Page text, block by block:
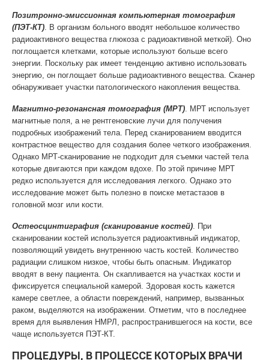
Позитронно-эмиссионная компьютерная томография
(ПЭТ-КТ) . В организм больного вводят небольшое количество
радиоактивного вещества глюкоза с радиоактивной меткой). Оно
поглощается клетками, которые используют больше всего
энергии. Поскольку рак имеет тенденцию активно использовать
энергию, он поглощает больше радиоактивного вещества. Сканер
обнаруживает участки патологического накопления вещества.
Магнитно-резонансная томография (МРТ) . МРТ использует
магнитные поля, а не рентгеновские лучи для получения
подробных изображений тела. Перед сканированием вводится
контрастное вещество для создания более четкого изображения.
Однако МРТ-сканирование не подходит для съемки частей тела
которые двигаются при каждом вдохе. По этой причине МРТ
редко используется для исследования легкого. Однако это
исследование может быть полезно в поиске метастазов в
головной мозг или кости.
Остеосцинтиграфия (сканирование костей) . При
сканировании костей используется радиоактивный индикатор,
позволяющий увидеть внутреннюю часть костей. Количество
радиации слишком низкое, чтобы быть опасным. Индикатор
вводят в вену пациента. Он скапливается на участках кости и
фиксируется специальной камерой. Здоровая кость кажется
камере светлее, а области повреждений, например, вызванных
раком, выделяются на изображении. Отметим, что в последнее
время для выявления НМРЛ, распространившегося на кости, все
чаще используется ПЭТ-КТ.
ПРОЦЕДУРЫ, В ПРОЦЕССЕ КОТОРЫХ ВРАЧИ